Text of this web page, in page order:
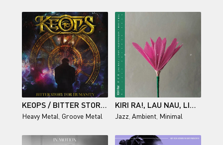
KEOPS / BITTER STORY FOR HUMANITY
Heavy Metal Groove Metal
KIRI RA!, LAU NAU, LINDA FREDRIKSSON, MATTI BYE / NEN
Jazz Ambient Minimal